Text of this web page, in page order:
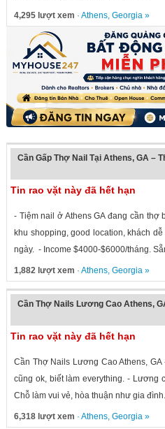
4,295 lượt xem · Athens, Georgia»
Cần Gấp Thợ Nail Tại Athens, GA –
Tin rao vặt này đã hết hạn
- Tiệm nail ở Athens GA đang cần thợ
khu shopping, good location, khách
ngày. - Income $4000-$6000/tháng.
1,882 lượt xem · Athens, Georgia »
Cần Thợ Nails Lương Cao Athens,
Tin rao vặt này đã hết hạn
Cần Thợ Nails Lương Cao Athens,
cũng ok, biết làm everything. -
Chỗ làm vui vẻ, hòa thuận như gia đình.
6,318 lượt xem · Athens, Georgia »